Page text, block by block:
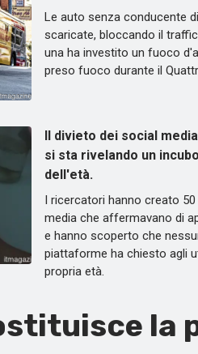
Le auto senza conducente
scaricate, bloccando il
una ha investito un fuoco
preso fuoco durante il
Il divieto dei social
si sta rivelando un
dell'età.
I ricercatori hanno creato
media che affermavano di
e hanno scoperto che
piattaforme ha chiesto agli
propria età.
la